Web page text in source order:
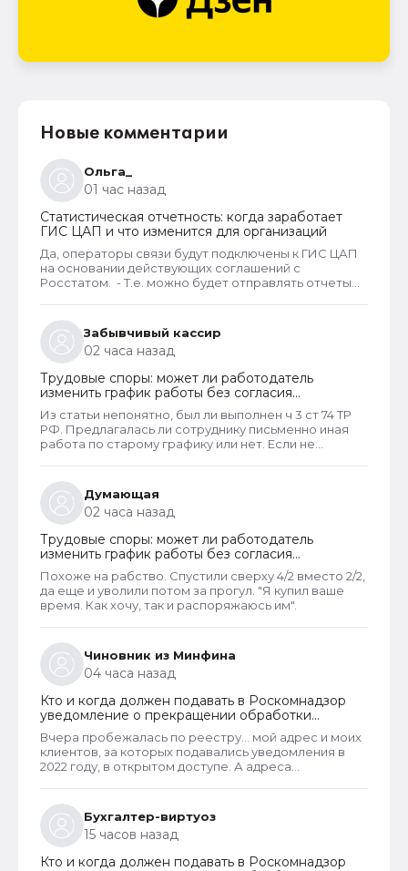
Новые комментарии
Ольга_
01 час назад
Статистическая отчетность: когда заработает
ГИС ЦАП и что изменится для организаций
Да, операторы связи будут подключены к ГИС ЦАП
на основании действующих соглашений с
Росстатом. - Т.е. можно будет отправлять отчеты
Забывчивый кассир
02 часа назад
Трудовые споры: может ли работодатель
изменить график работы без согласия
сотрудника
Из статьи непонятно, был ли выполнен ч 3 ст 74 ТР
РФ. Предлагалась ли сотруднику письменно иная
работа по старому графику или нет. Если не
выплатой всех положенных ему компенсаций при
таком виде увольнения (не по собственному
желанию или соглашению сторон).
Думающая
02 часа назад
Трудовые споры: может ли работодатель
изменить график работы без согласия
сотрудника
Похоже на рабство. Спустили сверху 4/2 вместо 2/2,
да еще и уволили потом за прогул. "Я купил ваше
время. Как хочу, так и распоряжаюсь им".
Чиновник из Минфина
04 часа назад
Кто и когда должен подавать в Роскомнадзор
уведомление о прекращении обработки
персональных данных
Вчера пробежалась по реестру... мой адрес и моих
клиентов, за которых подавались уведомления в
2022 году, в открытом доступе. А адреса
проверила только знакомых ИП и заметила такую
закономерность. Или это просто совпадение
такое?
Бухгалтер-виртуоз
15 часов назад
Кто и когда должен подавать в Роскомнадзор